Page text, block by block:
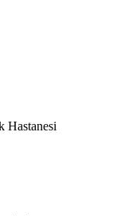
Hastanesi